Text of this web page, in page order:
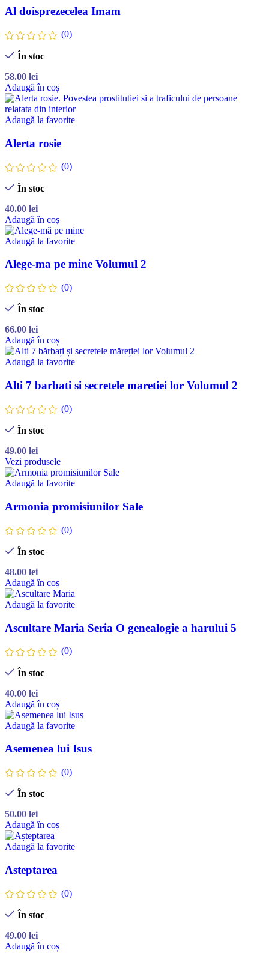
Al doisprezecelea Imam
(0)
În stoc
58.00 lei
Adaugă în coș
Adaugă la favorite
Alerta rosie
(0)
În stoc
40.00 lei
Adaugă în coș
Adaugă la favorite
Alege-ma pe mine Volumul 2
(0)
În stoc
66.00 lei
Adaugă în coș
Adaugă la favorite
Alti 7 barbati si secretele maretiei lor Volumul 2
(0)
În stoc
49.00 lei
Vezi produsele
Adaugă la favorite
Armonia promisiunilor Sale
(0)
În stoc
48.00 lei
Adaugă în coș
Adaugă la favorite
Ascultare Maria Seria O genealogie a harului 5
(0)
În stoc
40.00 lei
Adaugă în coș
Adaugă la favorite
Asemenea lui Isus
(0)
În stoc
50.00 lei
Adaugă în coș
Adaugă la favorite
Asteptarea
(0)
În stoc
49.00 lei
Adaugă în coș